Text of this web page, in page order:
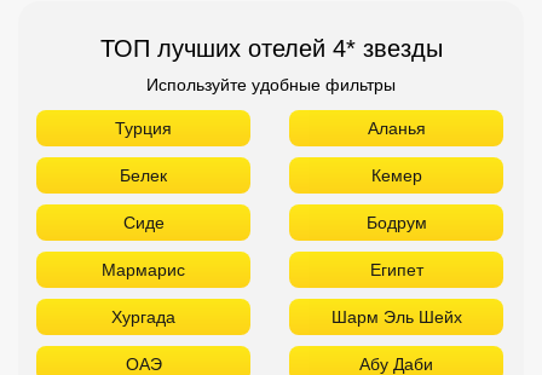
ТОП лучших отелей 4* звезды
Используйте удобные фильтры
Турция Аланья
Белек Кемер
Сиде Бодрум
Мармарис Египет
Хургада Шарм Эль Шейх
ОАЭ Абу Даби